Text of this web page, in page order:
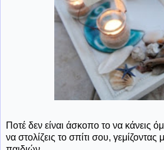
Ποτέ δεν είναι άσκοπο το να κάνεις
να στολίζεις το σπίτι σου, γεμίζοντας